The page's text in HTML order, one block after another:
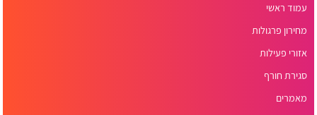
עמוד ראשי
מחירון פרגולות
אזורי פעילות
סגירת חורף
מאמרים